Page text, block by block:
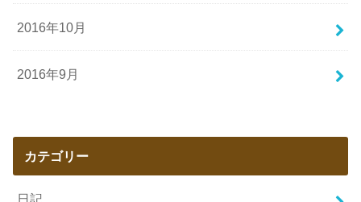
2016年10月
2016年9月
カテゴリー
日記